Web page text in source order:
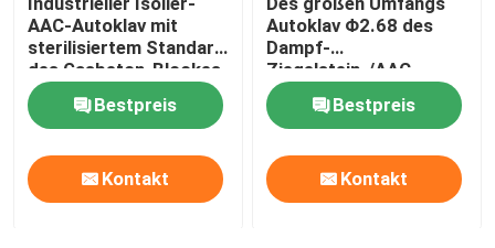
AAC-Autoklav mit
sterilisiertem Standard
des Gasbeton-Blockes
ASME
Bestpreis
Kontakt
Autoklav Φ2.68 des
Dampf-
Ziegelstein-/AAC
konkreter ×
38m/Autoklav des
Druckbehälter-
Autoklavs AAC
Bestpreis
Kontakt